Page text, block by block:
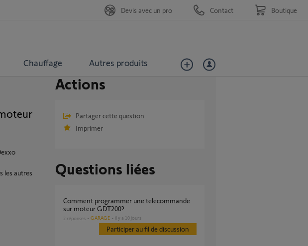
Chauffage Autres produits
Devis avec un pro Contact Boutique
les autres
Actions
Partager cette question
Imprimer
Questions liées
Comment programmer une telecommande
sur moteur GDT200?
2 réponses GARAGE il y a 10 jours
Participer au fil de discussion